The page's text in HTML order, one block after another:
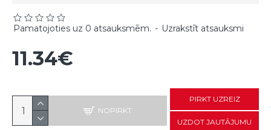
Pamatojoties uz 0 atsauksmēm. - Uzrakstīt atsauksmi
11.34€
NOPIRKT
PIRKT UZREIZ
UZDOT JAUTĀJUMU